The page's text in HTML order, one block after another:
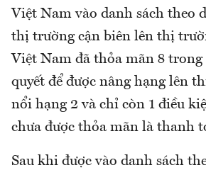
Việt Nam vào danh sách theo
thị trường cận biên lên thị
Việt Nam đã thỏa mãn 8
quyết để được nâng hạng lên
nổi hạng 2 và chỉ còn 1 điều
chưa được thỏa mãn là thanh
Sau khi được vào danh sách